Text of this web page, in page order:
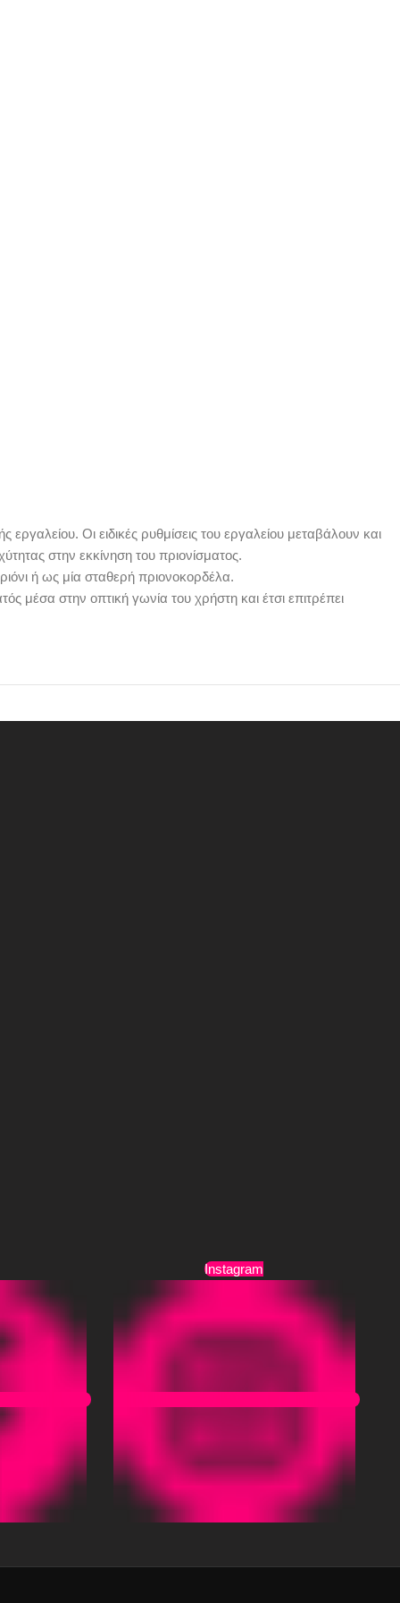
Οι ειδικές ρυθμίσεις του εργαλείου μεταβάλουν και
στην εκκίνηση του πριονίσματος.
ή ως μία σταθερή πριονοκορδέλα.
στην οπτική γωνία του χρήστη και έτσι επιτρέπει
Instagram